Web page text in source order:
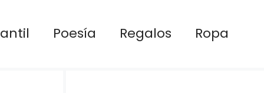
Poesía Regalos Ropa